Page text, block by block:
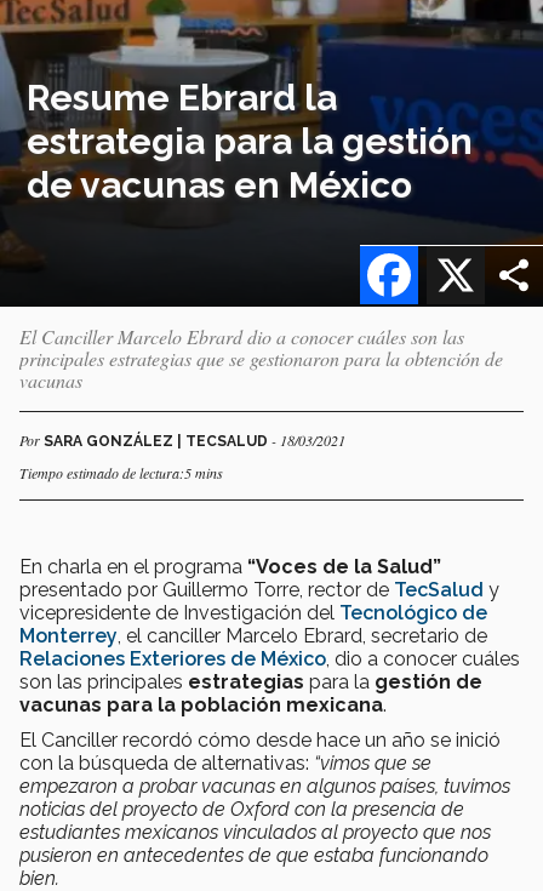
Resume Ebrard la
estrategia para la gestión
de vacunas en México
X
Facebook
El Canciller Marcelo Ebrard dio a conocer cuáles son las
principales estrategias que se gestionaron para la obtención de
vacunas
Por SARA GONZÁLEZ | TECSALUD - 18/03/2021
Tiempo estimado de lectura:5 mins
En charla en el programa “Voces de la Salud”
presentado por Guillermo Torre, rector de TecSalud y
vicepresidente de Investigación del Tecnológico de
Monterrey , el canciller Marcelo Ebrard, secretario de
Relaciones Exteriores de México , dio a conocer cuáles
son las principales estrategias para la gestión de
vacunas para la población mexicana.
El Canciller recordó cómo desde hace un año se inició
con la búsqueda de alternativas: “vimos que se
empezaron a probar vacunas en algunos países, tuvimos
noticias del proyecto de Oxford con la presencia de
estudiantes mexicanos vinculados al proyecto que nos
pusieron en antecedentes de que estaba funcionando
bien.